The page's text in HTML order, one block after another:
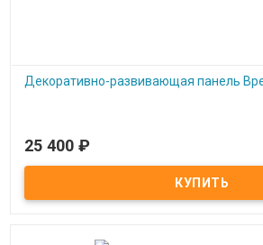
Декоративно-развивающая панель
Под заказ
Декоративно-развивающая панель Времена
25 400 ₽